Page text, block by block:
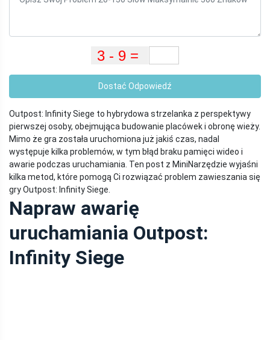
Dostać Odpowiedź
Outpost: Infinity Siege to hybrydowa strzelanka z perspektywy
pierwszej osoby, obejmująca budowanie placówek i obronę wieży.
Mimo że gra została uruchomiona już jakiś czas, nadal
występuje kilka problemów, w tym błąd braku pamięci wideo i
awarie podczas uruchamiania. Ten post z MiniNarzędzie wyjaśni
kilka metod, które pomogą Ci rozwiązać problem zawieszania się
gry Outpost: Infinity Siege.
Napraw awarię
uruchamiania Outpost:
Infinity Siege